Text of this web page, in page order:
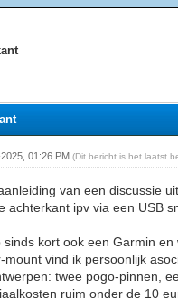
01:26 PM(Dit bericht is het laatst
van een discussie
achterkant ipv via een USB
sinds kort ook een Garmin
mount vind ik persoonlijk
twee pogo-pinnen,
ruim onder de 10